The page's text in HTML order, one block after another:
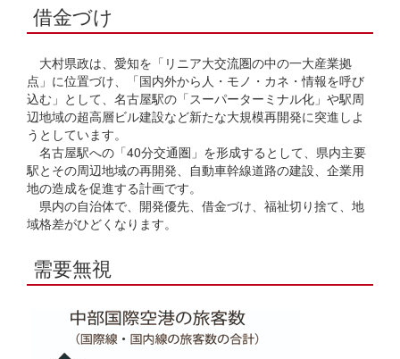
借金づけ
大村県政は、愛知を「リニア大交流圏の中の一大産業拠
点」に位置づけ、「国内外から人・モノ・カネ・情報を呼び
込む」として、名古屋駅の「スーパーターミナル化」や駅周
辺地域の超高層ビル建設など新たな大規模再開発に突進しよ
うとしています。
名古屋駅への「40分交通圏」を形成するとして、県内主要
駅とその周辺地域の再開発、自動車幹線道路の建設、企業用
地の造成を促進する計画です。
県内の自治体で、開発優先、借金づけ、福祉切り捨て、地
域格差がひどくなります。
需要無視